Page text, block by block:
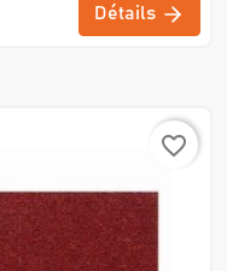
Détails
favorite_border